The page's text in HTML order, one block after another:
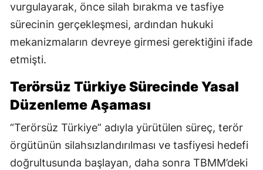
vurgulayarak, önce silah bırakma ve tasfiye
sürecinin gerçekleşmesi, ardından hukuki
mekanizmaların devreye girmesi gerektiğini ifade
etmişti.
Terörsüz Türkiye Sürecinde Yasal
Düzenleme Aşaması
“Terörsüz Türkiye” adıyla yürütülen süreç, terör
örgütünün silahsızlandırılması ve tasfiyesi hedefi
doğrultusunda başlayan, daha sonra TBMM’deki